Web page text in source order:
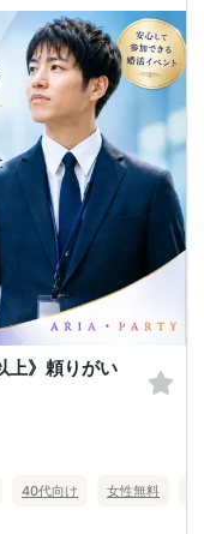
上》頼りがい
40代向け 女性無料